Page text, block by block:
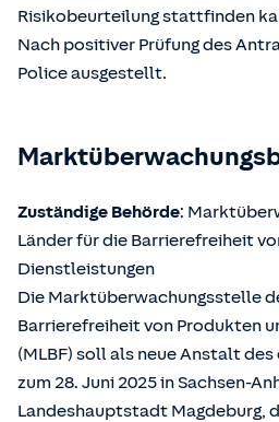
Risikobeurteilung stattfinden
Nach positiver Prüfung des
Police ausgestellt.
Zuständige Behörde:
Länder für die Barrierefreiheit
Dienstleistungen
Die Marktüberwachungsstelle
Barrierefreiheit von Produkten
(MLBF) soll als neue Anstalt
zum 28. Juni 2025 in Sachsen-
Landeshauptstadt Magdeburg,